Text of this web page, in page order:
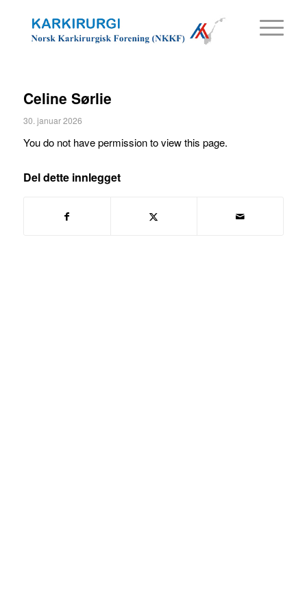
Celine Sørlie
30. januar 2026
You do not have permission to view this page.
Del dette innlegget